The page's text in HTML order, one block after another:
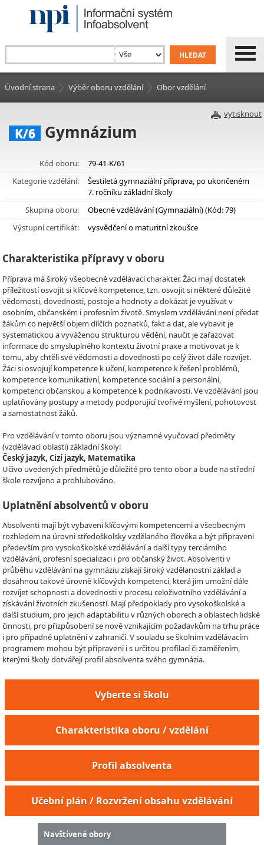
Úvodní strana Výběr oboru vzdělání Obor vzdělání
vytisknout
K/6 Gymnázium
Kód oboru:
79-41-K/61
Kategorie vzdělání:
Šestiletá gymnaziální příprava, po ukončeném
7. ročníku základní školy
Skupina oboru:
Obecné vzdělávání (Gymnaziální) (Kód: 79)
Výstupní certifikát:
vysvědčení o maturitní zkoušce
Charakteristika přípravy v oboru
Příprava má široký všeobecně vzdělávací charakter. Žáci mají dostatek
příležitostí osvojit si klíčové kompetence, tzn. osvojit si některé důležité
vědomosti, dovednosti, postoje a hodnoty a dokázat je využívat v
osobním, občanském i profesním životě. Smyslem vzdělávání není předat
žákům co největší objem dílčích poznatků, fakt a dat, ale vybavit je
systematickou a vyváženou strukturou vědění, naučit je zařazovat
informace do smysluplného kontextu životní praxe a motivovat je k
tomu, aby chtěli své vědomosti a dovednosti po celý život dále rozvíjet.
Žáci si osvojují kompetence k učení, kompetence k řešení problémů,
kompetence komunikativní, kompetence sociální a personální,
kompetenci občanskou a kompetence k podnikavosti. Ve vzdělávání jsou
uplatňovány postupy a metody podporující tvořivé myšlení, pohotovost
a samostatnost žáků.
Pro vzdělávání v tomto oboru jsou významné vyučovací předměty
(vzdělávací oblasti) základní školy:
Český jazyk, Cizí jazyk, Matematika
Učivo uvedených předmětů je důležité pro tento obor a bude na střední
škole rozvíjeno a prohlubováno.
Uplatnění absolventů v oboru
Absolventi mají být vybaveni klíčovými kompetencemi a všeobecným
rozhledem na úrovni středoškolsky vzdělaného člověka a být připraveni
především pro vysokoškolské vzdělávání a další typy terciárního
vzdělávání, profesní specializaci i pro občanský život. Absolventi v
průběhu vzdělávání na gymnáziu získají široký vzdělanostní základ a
dosáhnou takové úrovně klíčových kompetencí, která jim umožní dále
rozvíjet schopnosti a dovednosti v procesu celoživotního vzdělávání a
získávání životních zkušeností. Mají předpoklady pro vysokoškolské a
další studium, pro jejich adaptabilitu v různých oborech a oblastech lidské
činnosti, pro přizpůsobení se nově vznikajícím požadavkům na trhu práce
i pro případné uplatnění v zahraničí. V souladu se školním vzdělávacím
programem mohou být připraveni i s určitou profilací či zaměřením,
kterými školy dotvářejí profil absolventa svého gymnázia.
Vyberte si školu
Charakteristika oboru / vzdělání
Profil absolventa
Učební plán / Rozvržení obsahu vzdělávání
Navštívené obory